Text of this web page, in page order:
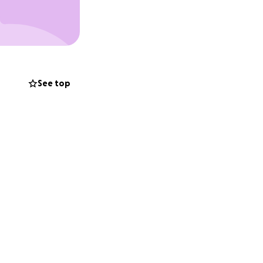
onder andere
en steun aan
bij hun stap
See top